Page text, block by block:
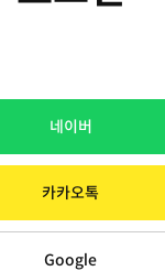
네이버
카카오톡
Google